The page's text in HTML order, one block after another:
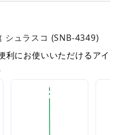
シュラスコ (SNB-4349)
利にお使いいただけるアイ